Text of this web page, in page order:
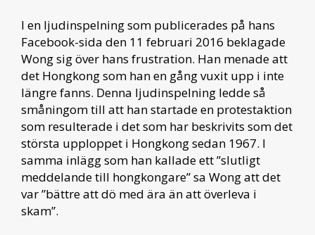
I en ljudinspelning som publicerades på hans
Facebook-sida den 11 februari 2016 beklagade
Wong sig över hans frustration. Han menade att
det Hongkong som han en gång vuxit upp i inte
längre fanns. Denna ljudinspelning ledde så
småningom till att han startade en protestaktion
som resulterade i det som har beskrivits som det
största upploppet i Hongkong sedan 1967. I
samma inlägg som han kallade ett ”slutligt
meddelande till hongkongare” sa Wong att det
var ”bättre att dö med ära än att överleva i
skam”.